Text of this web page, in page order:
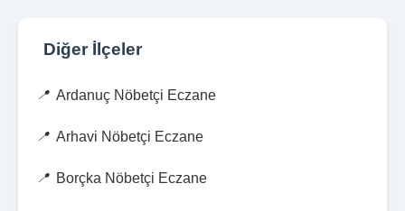
Diğer İlçeler
Ardanuç Nöbetçi Eczane
Arhavi Nöbetçi Eczane
Borçka Nöbetçi Eczane